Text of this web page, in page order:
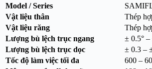
Model / Series
Vật liệu thân
Thép
Vật liệu răng
Thép
Lượng bù lệch trục ngang
± 0.5° –
Lượng bù lệch trục dọc
± 0.3 –
Tốc độ làm việc tối đa
600 –